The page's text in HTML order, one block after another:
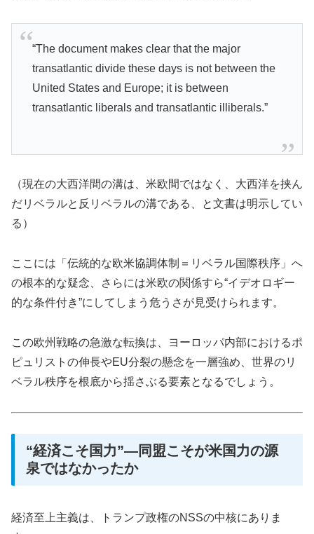
“The document makes clear that the major
transatlantic divide these days is not between the
United States and Europe; it is between
transatlantic liberals and transatlantic illiberals.”
（現在の大西洋間の溝は、米欧間ではなく、大西洋を挟ん
だリベラルと反リベラルの溝である、と文書は明示してい
る）
ここには「伝統的な欧米協調体制＝リベラル国際秩序」へ
の根本的な疑念、さらには米欧の関係すら“イデオロギー
的な条件付き”にしてしまう危うさが見受けられます。
この欧州戦略の急激な転換は、ヨーロッパ内部におけるポ
ピュリストの伸長やEU分裂の懸念を一層強め、世界のリ
ベラル秩序を根底から揺さぶる要素となるでしょう。
“経済こそ国力”―同盟こそが米国力の源
泉ではなかったか
経済至上主義は、トランプ政権のNSSの中核にありま